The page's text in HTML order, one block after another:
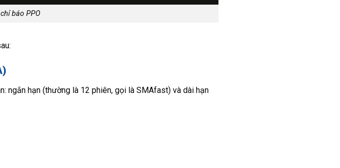
báo PPO
ngắn hạn (thường là 12 phiên, gọi là SMAfast) và dài hạn